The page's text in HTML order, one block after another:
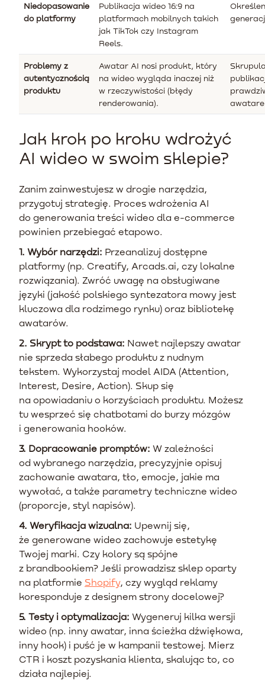
Niedopasowanie
do platformy
Publikacja wideo 16:9 na
platformach mobilnych takich
jak TikTok czy Instagram
Reels.
Problemy z
autentycznością
produktu
Awatar AI nosi produkt, który
na wideo wygląda inaczej niż
w rzeczywistości (błędy
renderowania).
Jak krok po kroku wdrożyć
AI wideo w swoim sklepie?
Zanim zainwestujesz w drogie narzędzia,
przygotuj strategię. Proces wdrożenia AI
do generowania treści wideo dla e-commerce
powinien przebiegać etapowo.
1. Wybór narzędzi: Przeanalizuj dostępne
platformy (np. Creatify, Arcads.ai, czy lokalne
rozwiązania). Zwróć uwagę na obsługiwane
języki (jakość polskiego syntezatora mowy jest
kluczowa dla rodzimego rynku) oraz bibliotekę
awatarów.
2. Skrypt to podstawa: Nawet najlepszy awatar
nie sprzeda słabego produktu z nudnym
tekstem. Wykorzystaj model AIDA (Attention,
Interest, Desire, Action). Skup się
na opowiadaniu o korzyściach produktu. Możesz
tu wesprzeć się chatbotami do burzy mózgów
i generowania hooków.
3. Dopracowanie promptów: W zależności
od wybranego narzędzia, precyzyjnie opisuj
zachowanie awatara, tło, emocje, jakie ma
wywołać, a także parametry techniczne wideo
(proporcje, styl napisów).
4. Weryfikacja wizualna: Upewnij się,
że generowane wideo zachowuje estetykę
Twojej marki. Czy kolory są spójne
z brandbookiem? Jeśli prowadzisz sklep oparty
na platformie Shopify, czy wygląd reklamy
koresponduje z designem strony docelowej?
5. Testy i optymalizacja: Wygeneruj kilka wersji
wideo (np. inny awatar, inna ścieżka dźwiękowa,
inny hook) i puść je w kampanii testowej. Mierz
CTR i koszt pozyskania klienta, skalując to, co
działa najlepiej.